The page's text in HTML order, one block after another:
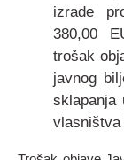
izrade
380,00
trošak
javnog
sklapanja
vlasništva